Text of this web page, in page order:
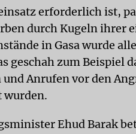
erforderlich ist,
durch Kugeln ihrer
in Gasa wurde
geschah zum Beispiel
Anrufen vor den
wurden.
Ehud Barak